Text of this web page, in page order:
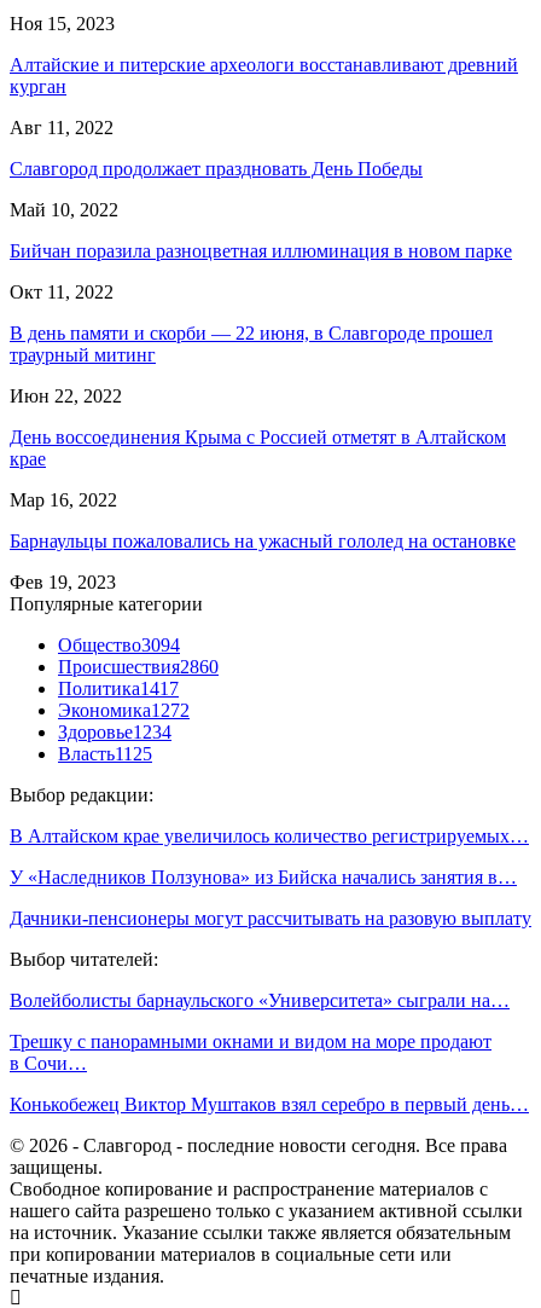
Ноя 15, 2023
Алтайские и питерские археологи восстанавливают древний
курган
Авг 11, 2022
Славгород продолжает праздновать День Победы
Май 10, 2022
Бийчан поразила разноцветная иллюминация в новом парке
Окт 11, 2022
В день памяти и скорби — 22 июня, в Славгороде прошел
траурный митинг
Июн 22, 2022
День воссоединения Крыма с Россией отметят в Алтайском
крае
Мар 16, 2022
Барнаульцы пожаловались на ужасный гололед на остановке
Фев 19, 2023
Популярные категории
Общество3094
Происшествия2860
Политика1417
Экономика1272
Здоровье1234
Власть1125
Выбор редакции:
В Алтайском крае увеличилось количество регистрируемых…
У «Наследников Ползунова» из Бийска начались занятия в…
Дачники-пенсионеры могут рассчитывать на разовую выплату
Выбор читателей:
Волейболисты барнаульского «Университета» сыграли на…
Трешку с панорамными окнами и видом на море продают
в Сочи…
Конькобежец Виктор Муштаков взял серебро в первый день…
© 2026 - Славгород - последние новости сегодня. Все права
защищены.
Свободное копирование и распространение материалов с
нашего сайта разрешено только с указанием активной ссылки
на источник. Указание ссылки также является обязательным
при копировании материалов в социальные сети или
печатные издания.